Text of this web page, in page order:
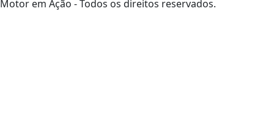
Motor em Ação - Todos os direitos reservados.